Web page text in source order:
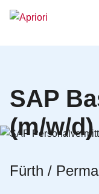
SAP
(m/w/d)
Fürth /